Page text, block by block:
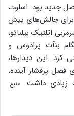
جدید بود. اسلوت
برای چالش‌های پیش
اتلتیک بیلبائو،
بنآت پرادوس و
کرد. این دیدارها،
فصل پرفشار آینده،
زیادی داشت. منبع: